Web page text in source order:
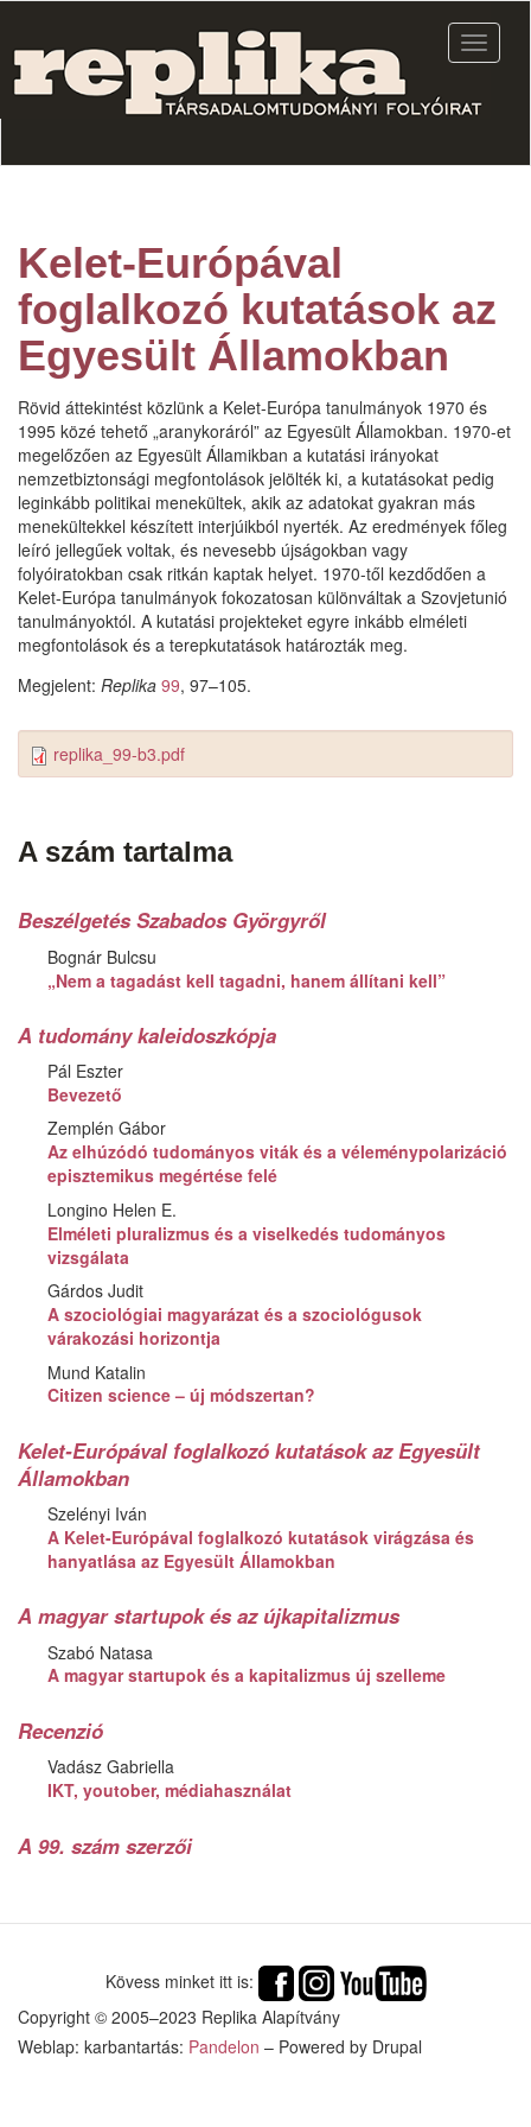
tartalomra
Kelet-Európával
foglalkozó kutatások az
Egyesült Államokban
Rövid áttekintést közlünk a Kelet-Európa tanulmányok 1970 és
1995 közé tehető „aranykoráról” az Egyesült Államokban. 1970-et
megelőzően az Egyesült Államikban a kutatási irányokat
nemzetbiztonsági megfontolások jelölték ki, a kutatásokat pedig
leginkább politikai menekültek, akik az adatokat gyakran más
menekültekkel készített interjúikból nyerték. Az eredmények főleg
leíró jellegűek voltak, és nevesebb újságokban vagy
folyóiratokban csak ritkán kaptak helyet. 1970-től kezdődően a
Kelet-Európa tanulmányok fokozatosan különváltak a Szovjetunió
tanulmányoktól. A kutatási projekteket egyre inkább elméleti
megfontolások és a terepkutatások határozták meg.
Megjelent: Replika 99, 97–105.
replika_99-b3.pdf
A szám tartalma
Beszélgetés Szabados Györgyről
Bognár Bulcsu
„Nem a tagadást kell tagadni, hanem állítani kell”
A tudomány kaleidoszkópja
Pál Eszter
Bevezető
Zemplén Gábor
Az elhúzódó tudományos viták és a véleménypolarizáció
episztemikus megértése felé
Longino Helen E.
Elméleti pluralizmus és a viselkedés tudományos
vizsgálata
Gárdos Judit
A szociológiai magyarázat és a szociológusok
várakozási horizontja
Mund Katalin
Citizen science – új módszertan?
Kelet-Európával foglalkozó kutatások az Egyesült
Államokban
Szelényi Iván
A Kelet-Európával foglalkozó kutatások virágzása és
hanyatlása az Egyesült Államokban
A magyar startupok és az újkapitalizmus
Szabó Natasa
A magyar startupok és a kapitalizmus új szelleme
Recenzió
Vadász Gabriella
IKT, youtober, médiahasználat
A 99. szám szerzői
Kövess minket itt is:
Copyright © 2005–2023 Replika Alapítvány
Weblap: karbantartás: Pandelon – Powered by Drupal